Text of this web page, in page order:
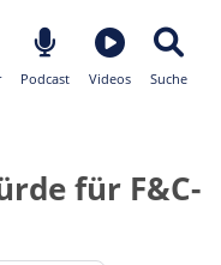
Podcast Videos Suche
für F&C-